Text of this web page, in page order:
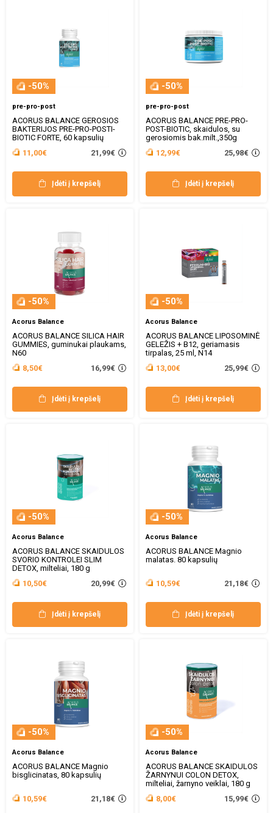
-50%
pre-pro-post
ACORUS BALANCE GEROSIOS
BAKTERIJOS PRE-PRO-POSTI-
BIOTIC FORTE, 60 kapsulių
11,00€
21,99€
Įdėti į krepšelį
-50%
pre-pro-post
ACORUS BALANCE PRE-PRO-
POST-BIOTIC, skaidulos, su
gerosiomis bak.milt.,350g
12,99€
25,98€
Įdėti į krepšelį
-50%
Acorus Balance
ACORUS BALANCE SILICA HAIR
GUMMIES, guminukai plaukams,
N60
8,50€
16,99€
Įdėti į krepšelį
-50%
Acorus Balance
ACORUS BALANCE LIPOSOMINĖ
GELEŽIS + B12, geriamasis
tirpalas, 25 ml, N14
13,00€
25,99€
Įdėti į krepšelį
-50%
Acorus Balance
ACORUS BALANCE SKAIDULOS
SVORIO KONTROLEI SLIM
DETOX, milteliai, 180 g
10,50€
20,99€
Įdėti į krepšelį
-50%
Acorus Balance
ACORUS BALANCE Magnio
malatas. 80 kapsulių
10,59€ 21,18€
Įdėti į krepšelį
-50%
Acorus Balance
ACORUS BALANCE Magnio
bisglicinatas, 80 kapsulių
10,59€ 21,18€
-50%
Acorus Balance
ACORUS BALANCE SKAIDULOS
ŽARNYNUI COLON DETOX,
milteliai, žarnyno veiklai, 180 g
8,00€
15,99€